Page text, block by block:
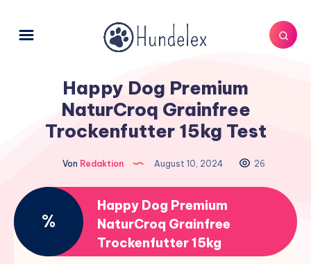
Happy Dog Premium
NaturCroq Grainfree
Trockenfutter 15kg Test
Von Redaktion August 10, 2024 26
%
Happy Dog Premium
NaturCroq Grainfree
Trockenfutter 15kg